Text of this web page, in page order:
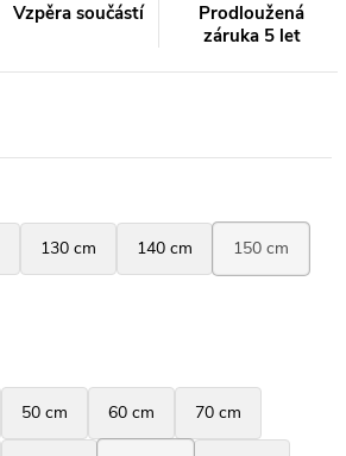
Vzpěra součástí
Prodloužená
záruka 5 let